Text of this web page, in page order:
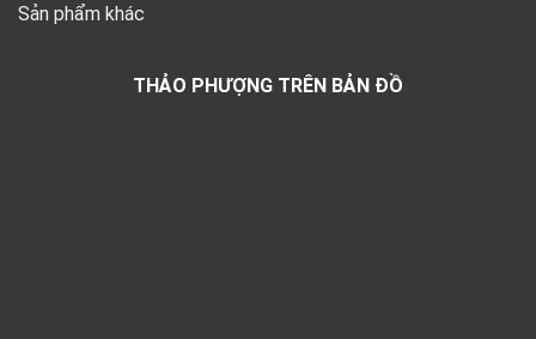
Sản phẩm khác
THẢO PHƯỢNG TRÊN BẢN ĐỒ